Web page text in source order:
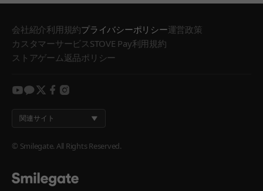
会社紹介利用規約プライバシーポリシー運営政策
カスタマーサービスSTOVE Pay利用規約
ストアゲーム返品ポリシー
youtube
kakao
twitter
facebook
instagram
関連サイト
© Smilegate. All Rights Reserved.